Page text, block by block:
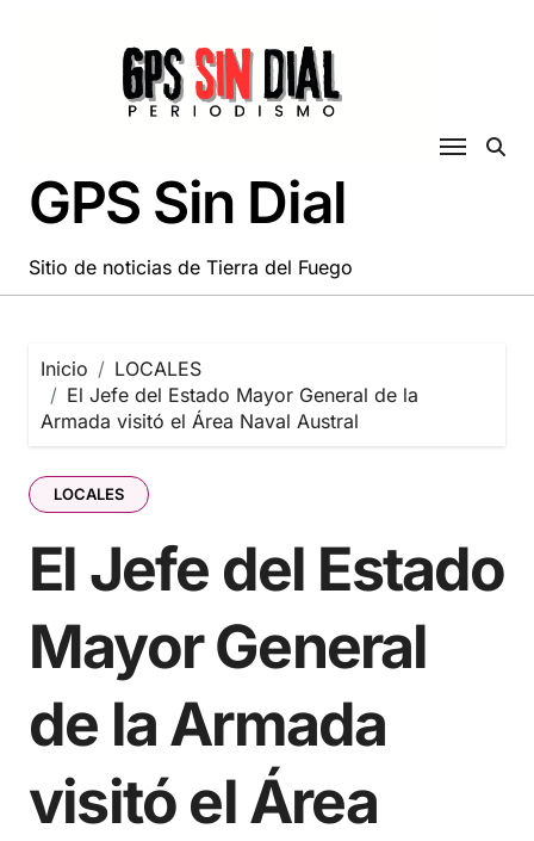
GPS Sin Dial
Sitio de noticias de Tierra del Fuego
Inicio
LOCALES
El Jefe del Estado Mayor General de la
Armada visitó el Área Naval Austral
LOCALES
El Jefe del Estado
Mayor General
de la Armada
visitó el Área